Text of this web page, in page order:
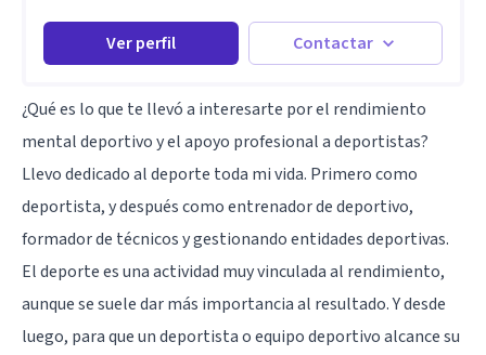
Ver perfil Contactar
¿Qué es lo que te llevó a interesarte por el rendimiento
mental deportivo y el apoyo profesional a deportistas?
Llevo dedicado al deporte toda mi vida. Primero como
deportista, y después como entrenador de deportivo,
formador de técnicos y gestionando entidades deportivas.
El deporte es una actividad muy vinculada al rendimiento,
aunque se suele dar más importancia al resultado. Y desde
luego, para que un deportista o equipo deportivo alcance su